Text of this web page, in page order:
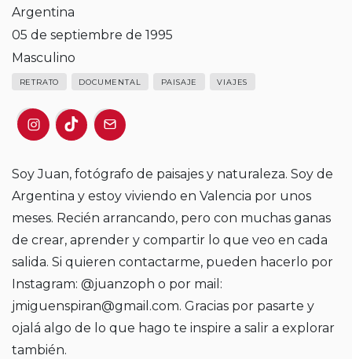
Argentina
05 de septiembre de 1995
Masculino
RETRATO DOCUMENTAL PAISAJE VIAJES
Soy Juan, fotógrafo de paisajes y naturaleza. Soy de
Argentina y estoy viviendo en Valencia por unos
meses. Recién arrancando, pero con muchas ganas
de crear, aprender y compartir lo que veo en cada
salida. Si quieren contactarme, pueden hacerlo por
Instagram: @juanzoph o por mail:
jmiguenspiran@gmail.com. Gracias por pasarte y
ojalá algo de lo que hago te inspire a salir a explorar
también.